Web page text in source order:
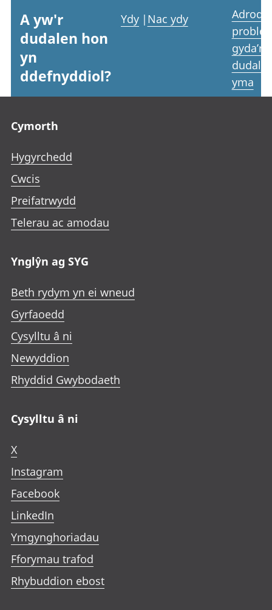
A yw'r
dudalen hon
yn
ddefnyddiol?
Ydy | Nac ydy
Adrodd
gyda’r
yma
Cymorth
Hygyrchedd
Cwcis
Preifatrwydd
Telerau ac amodau
Ynglŷn ag SYG
Beth rydym yn ei wneud
Gyrfaoedd
Cysylltu â ni
Newyddion
Rhyddid Gwybodaeth
Cysylltu â ni
X
Instagram
Facebook
LinkedIn
Ymgynghoriadau
Fforymau trafod
Rhybuddion ebost